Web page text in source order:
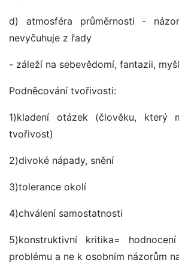
d) atmosféra průměrnosti -
nevyčuhuje z řady
- záleží na sebevědomí, fantazii,
Podněcování tvořivosti:
1)kladení otázek (člověku, který
tvořivost)
2)divoké nápady, snění
3)tolerance okolí
4)chválení samostatnosti
5)konstruktivní kritika=
problému a ne k osobním názorům